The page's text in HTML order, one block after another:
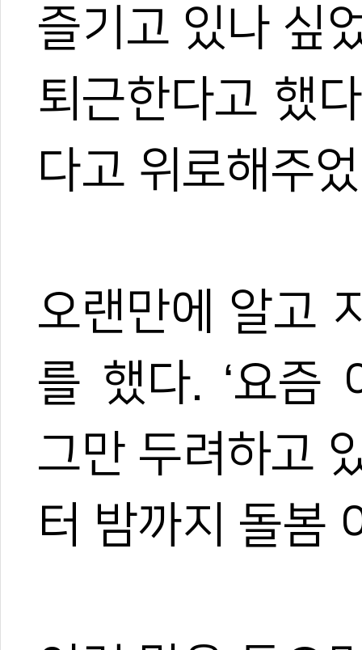
즐기고 있나 싶
퇴근한다고 했
다고 위로해주
오랜만에 알고
를 했다. ‘요즘
그만 두려하고
터 밤까지 돌봄